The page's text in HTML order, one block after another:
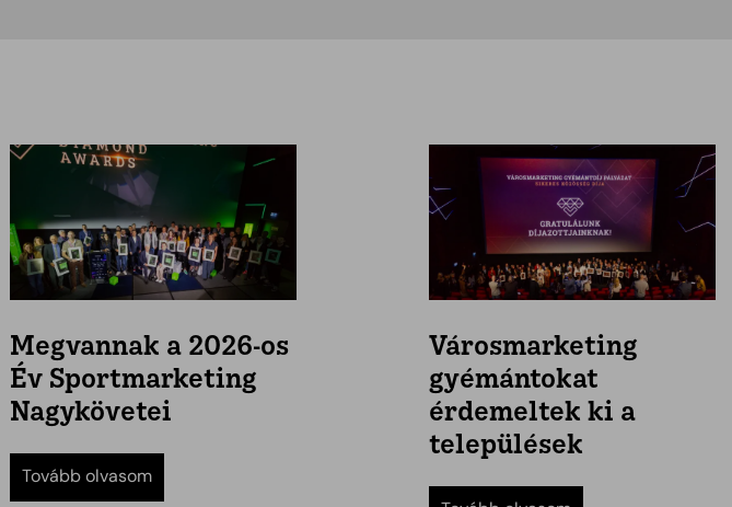
Megvannak a 2026-os
Év Sportmarketing
Nagykövetei
Tovább olvasom
Városmarketing
gyémántokat
érdemeltek ki a
települések